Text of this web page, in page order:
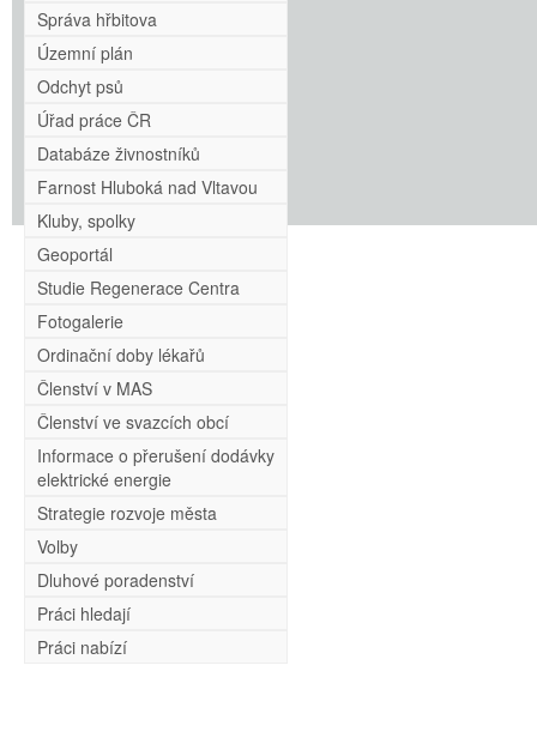
Správa hřbitova
Územní plán
Odchyt psů
Úřad práce ČR
Databáze živnostníků
Farnost Hluboká nad Vltavou
Kluby, spolky
Geoportál
Studie Regenerace Centra
Fotogalerie
Ordinační doby lékařů
Členství v MAS
Členství ve svazcích obcí
Informace o přerušení dodávky
elektrické energie
Strategie rozvoje města
Volby
Dluhové poradenství
Práci hledají
Práci nabízí